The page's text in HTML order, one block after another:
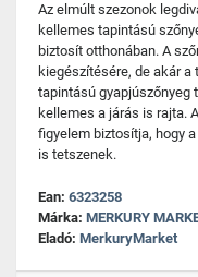
Az elmúlt szezonok
kellemes tapintású
biztosít otthonában. A
kiegészítésére, de akár a
tapintású gyapjúszőnyeg
kellemes a járás is rajta.
figyelem biztosítja, hogy
is tetszenek.
Ean: 6323258
Márka: MERKURY
Eladó: MerkuryMarket